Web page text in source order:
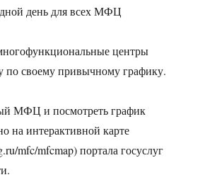
день для всех МФЦ
центры
по своему привычному графику.
МФЦ и посмотреть график
на интерактивной карте
mfc/mfcmap) портала госуслуг